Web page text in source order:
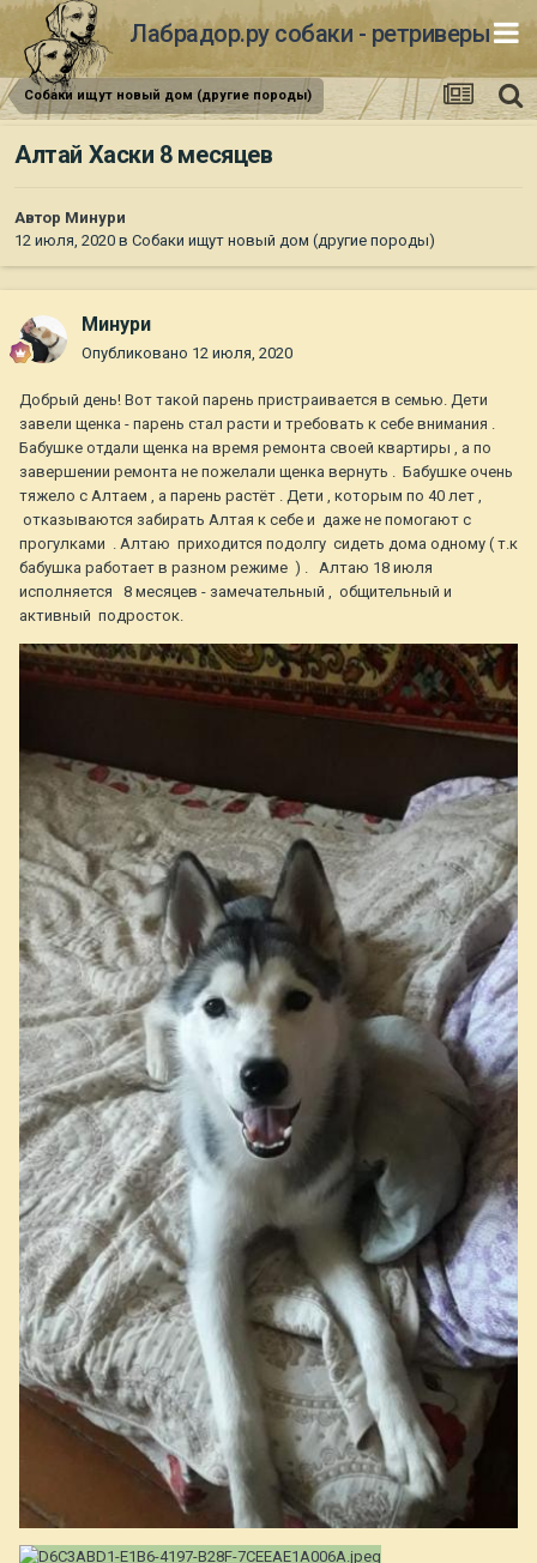
Лабрадор.ру собаки - ретриверы
Собаки ищут новый дом (другие породы)
Алтай Хаски 8 месяцев
Автор Минури
12 июля, 2020 в Собаки ищут новый дом (другие породы)
Минури
Опубликовано 12 июля, 2020
Добрый день! Вот такой парень пристраивается в семью. Дети
завели щенка - парень стал расти и требовать к себе внимания .
Бабушке отдали щенка на время ремонта своей квартиры , а по
завершении ремонта не пожелали щенка вернуть . Бабушке очень
тяжело с Алтаем , а парень растёт . Дети , которым по 40 лет ,
отказываются забирать Алтая к себе и даже не помогают с
прогулками . Алтаю приходится подолгу сидеть дома одному ( т.к
бабушка работает в разном режиме ) . Алтаю 18 июля
исполняется 8 месяцев - замечательный , общительный и
активный подросток.